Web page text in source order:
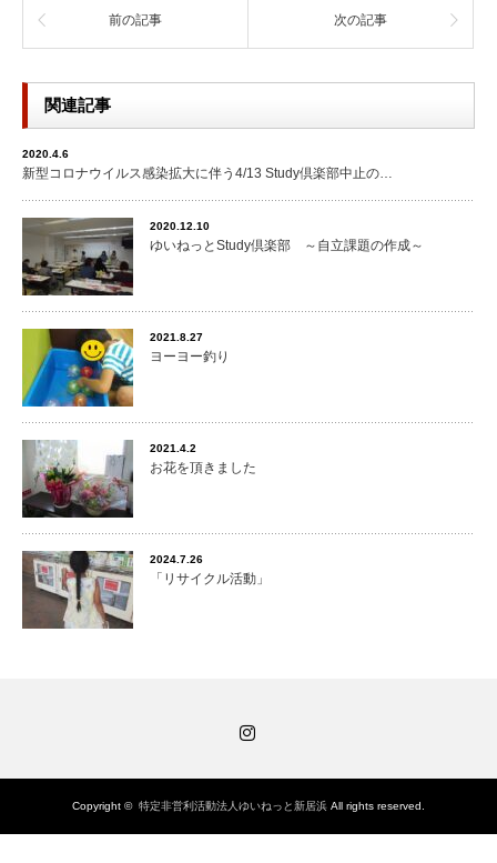
前の記事 次の記事
関連記事
2020.4.6
新型コロナウイルス感染拡大に伴う4/13 Study倶楽部中止の…
2020.12.10
ゆいねっとStudy倶楽部 ～自立課題の作成～
2021.8.27
ヨーヨー釣り
2021.4.2
お花を頂きました
2024.7.26
「リサイクル活動」
Copyright © 特定非営利活動法人ゆいねっと新居浜 All rights reserved.